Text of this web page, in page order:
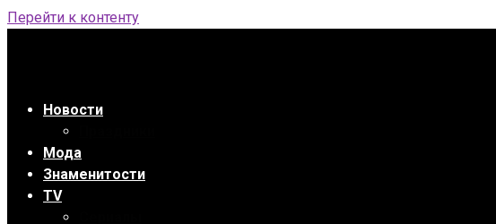
Перейти к контенту
Новости
Мода
Знаменитости
TV